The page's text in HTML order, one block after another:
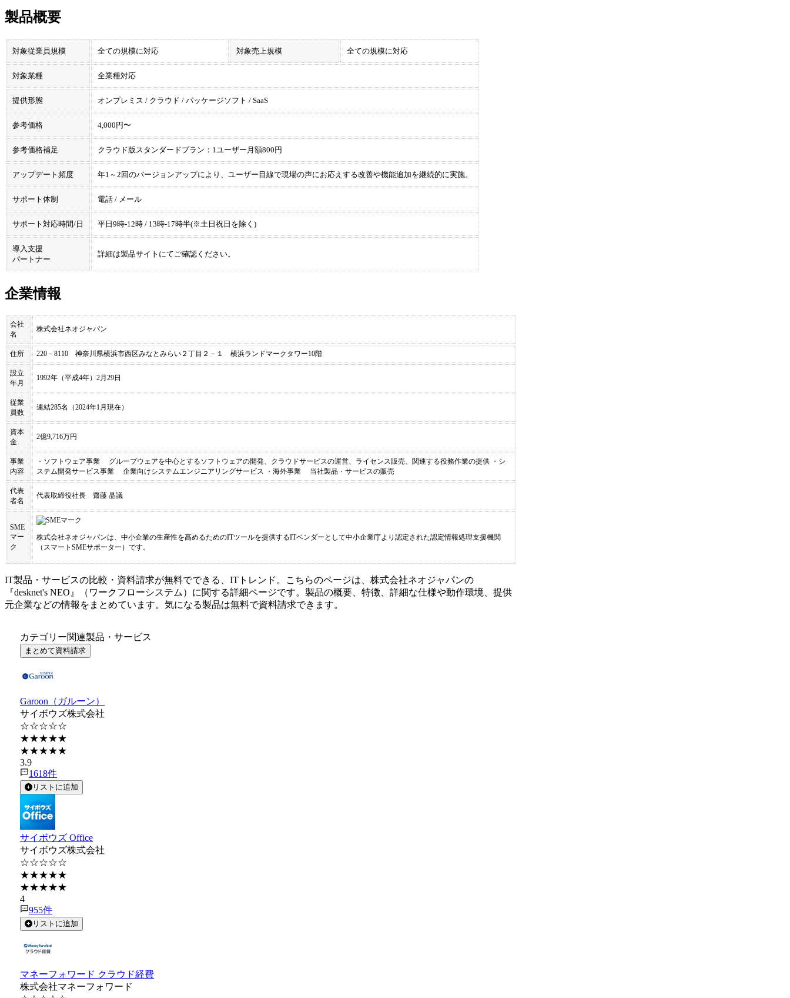
製品概要
対象従業員規模 全ての規模に対応 対象売上規模 全ての規模に対応
対象業種 全業種対応
提供形態 オンプレミス / クラウド / パッケージソフト / SaaS
参考価格 4,000円〜
参考価格補足 クラウド版スタンダードプラン：1ユーザー月額800円
アップデート頻度 年1～2回のバージョンアップにより、ユーザー目線で現場の声にお応えする改善や機能追加を継続的に実施。
サポート体制 電話 / メール
サポート対応時間/日 平日9時-12時 / 13時-17時半(※土日祝日を除く)
導入支援
パートナー
詳細は製品サイトにてご確認ください。
企業情報
会社
名
株式会社ネオジャパン
住所 220－8110 神奈川県横浜市西区みなとみらい２丁目２－１ 横浜ランドマークタワー10階
設立
年月
1992年（平成4年）2月29日
従業
員数
連結285名（2024年1月現在）
資本
金
2億9,716万円
事業
内容
・ソフトウェア事業 グループウェアを中心とするソフトウェアの開発、クラウドサービスの運営、ライセンス販売、関連する役務作業の提供 ・シ
ステム開発サービス事業 企業向けシステムエンジニアリングサービス ・海外事業 当社製品・サービスの販売
代表
者名
代表取締役社長 齋藤 晶議
SME
マー
ク
株式会社ネオジャパンは、中小企業の生産性を高めるためのITツールを提供するITベンダーとして中小企業庁より認定された認定情報処理支援機関
（スマートSMEサポーター）です。
IT製品・サービスの比較・資料請求が無料でできる、ITトレンド。こちらのページは、 株式会社ネオジャパンの
『desknet's NEO』（ ワークフローシステム）に関する詳細ページです。製品の概要、特徴、詳細な仕様や動作環境、提供
元企業などの情報をまとめています。気になる製品は無料で資料請求できます。
カテゴリー関連製品・サービス
まとめて資料請求
Garoon（ガルーン）
サイボウズ株式会社
☆☆☆☆☆
★★★★★
★★★★★
3.9
1618件
リストに追加
サイボウズ Office
サイボウズ株式会社
☆☆☆☆☆
★★★★★
★★★★★
4
955件
リストに追加
マネーフォワード クラウド経費
株式会社マネーフォワード